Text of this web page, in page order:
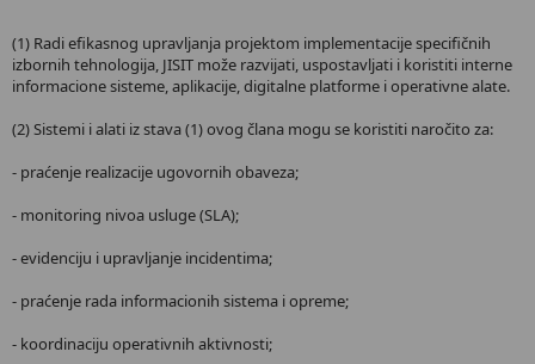
(1) Radi efikasnog upravljanja projektom implementacije specifičnih
izbornih tehnologija, JISIT može razvijati, uspostavljati i koristiti interne
informacione sisteme, aplikacije, digitalne platforme i operativne alate.
(2) Sistemi i alati iz stava (1) ovog člana mogu se koristiti naročito za:
- praćenje realizacije ugovornih obaveza;
- monitoring nivoa usluge (SLA);
- evidenciju i upravljanje incidentima;
- praćenje rada informacionih sistema i opreme;
- koordinaciju operativnih aktivnosti;